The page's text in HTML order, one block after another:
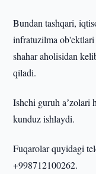
Bundan tashqari,
infratuzilma
shahar aholisidan
qiladi.
Ishchi guruh aʼzolari
kunduz ishlaydi.
Fuqarolar quyidagi
+998712100262.